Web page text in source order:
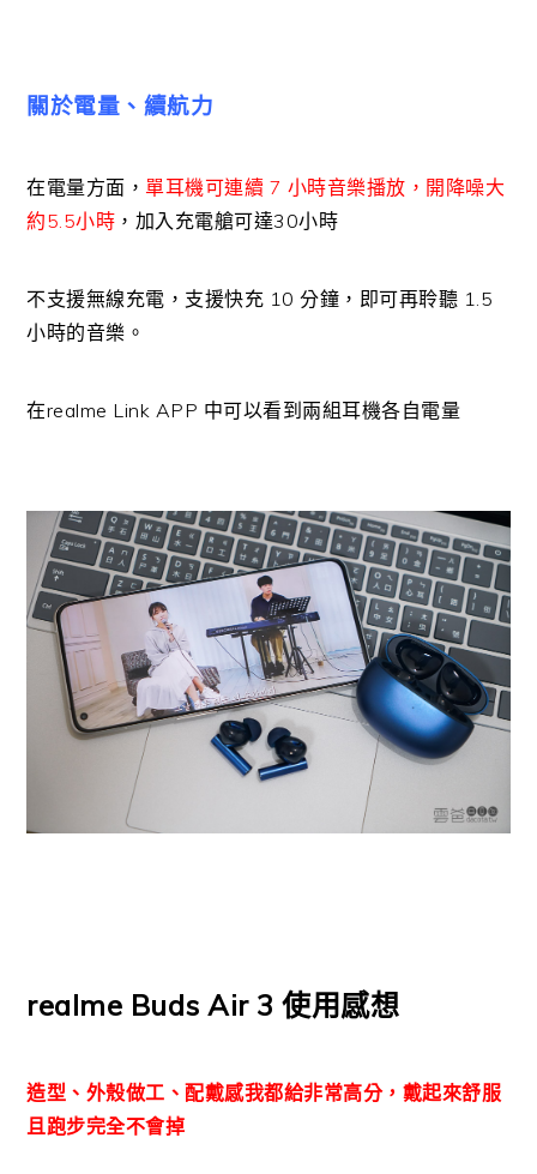
關於電量、續航力
在電量方面， 單耳機可連續 7 小時音樂播放，開降噪大
約5.5小時 ，加入充電艙可達30小時
不支援無線充電，支援快充 10 分鐘，即可再聆聽 1.5
小時的音樂。
在realme Link APP 中可以看到兩組耳機各自電量
realme Buds Air 3 使用感想
造型、外殼做工、配戴感我都給非常高分，戴起來舒服
且跑步完全不會掉